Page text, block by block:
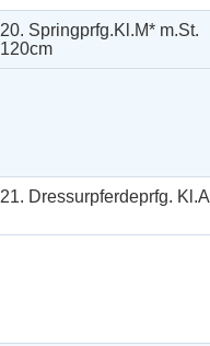
20. Springprfg.Kl.M* m.St.
120cm
21. Dressurpferdeprfg. Kl.A